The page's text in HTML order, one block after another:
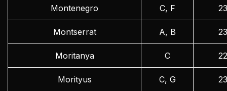
Montenegro C, F
Montserrat A, B
Moritanya C
Morityus C, G